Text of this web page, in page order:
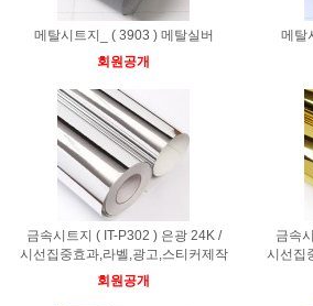
메탈시트지_ ( 3903 ) 메탈실버
회원공개
메탈
금속시트지 ( IT-P302 ) 은광 24K /
시선집중효과,라벨,광고,스티커제작
회원공개
금속
시선집